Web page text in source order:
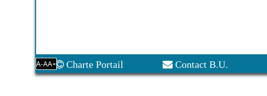
Charte Portail Contact B.U.
A-AA+